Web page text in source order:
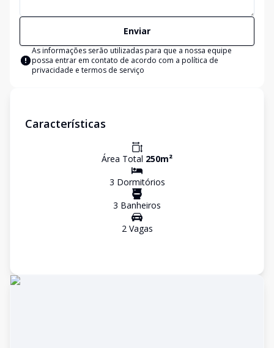
Enviar
As informações serão utilizadas para que a nossa equipe
possa entrar em contato de acordo com a política de
privacidade e termos de serviço
Características
Área Total 250m²
3 Dormitórios
3 Banheiros
2Vagas